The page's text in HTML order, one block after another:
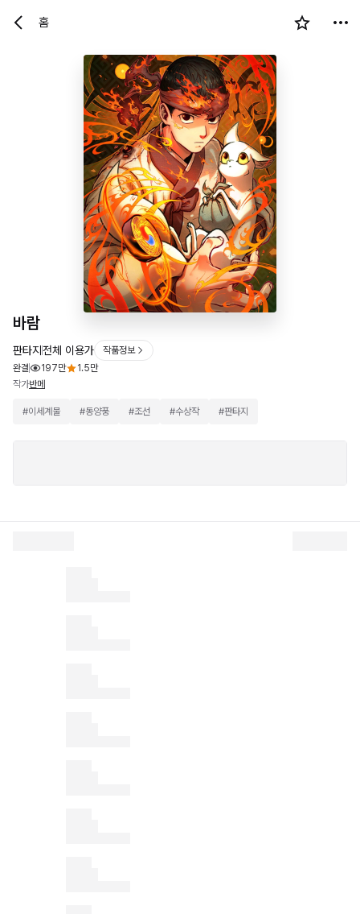
홈
바람
판타지전체 이용가
작품정보
완결
197만
1.5만
작가반메
#이세계물 #동양풍 #조선 #수상작 #판타지